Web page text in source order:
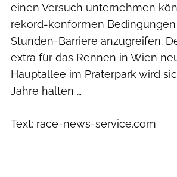
einen Versuch unternehmen
rekord-konformen
Stunden-Barriere anzugreifen.
extra für das Rennen in Wien
Hauptallee im Praterpark wird
Jahre halten …
Text: race-news-service.com